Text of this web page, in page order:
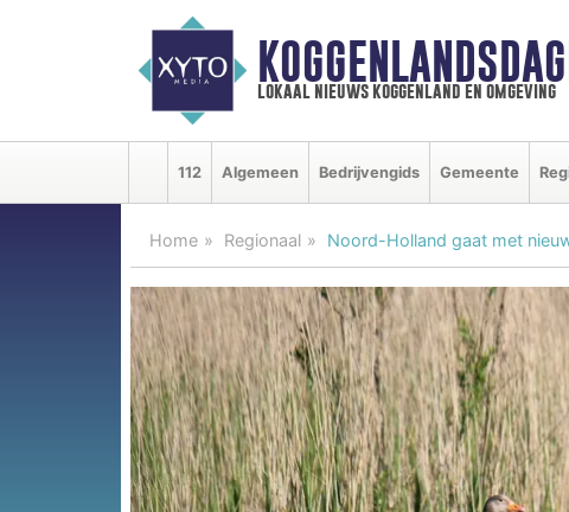
lokaal nieuws koggenland en omgeving
112 Algemeen Bedrijvengids Gemeente
Home Regionaal Noord-Holland gaat met